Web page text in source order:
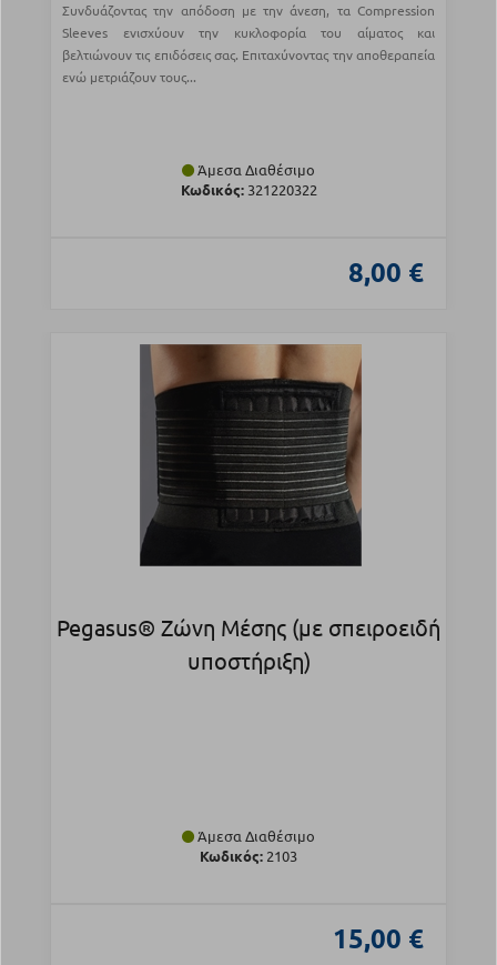
Συνδυάζοντας την απόδοση με την άνεση, τα Compression
Sleeves ενισχύουν την κυκλοφορία του αίματος και
βελτιώνουν τις επιδόσεις σας. Επιταχύνοντας την αποθεραπεία
ενώ μετριάζουν τους...
Άμεσα Διαθέσιμο
Κωδικός:321220322
8,00 €
Pegasus® Ζώνη Μέσης (με σπειροειδή
υποστήριξη)
Άμεσα Διαθέσιμο
Κωδικός: 2103
15,00 €